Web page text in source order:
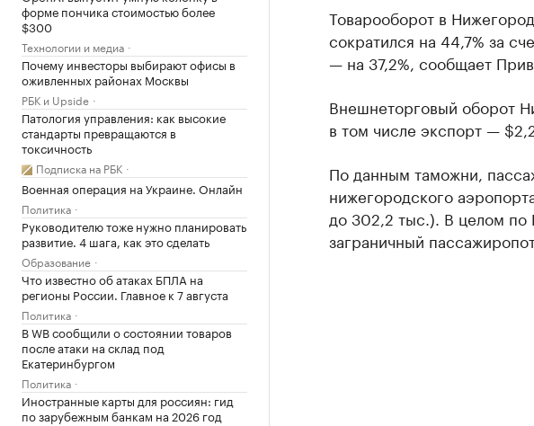
форме пончика стоимостью более
$300
Технологии и медиа
Почему инвесторы выбирают офисы в
оживленных районах Москвы
РБК и Upside
Патология управления: как высокие
стандарты превращаются в
токсичность
Подписка на РБК
Военная операция на Украине. Онлайн
Политика
Руководителю тоже нужно планировать
развитие. 4 шага, как это сделать
Образование
Что известно об атаках БПЛА на
регионы России. Главное к 7 августа
Политика
В WB сообщили о состоянии товаров
после атаки на склад под
Екатеринбургом
Политика
Иностранные карты для россиян: гид
по зарубежным банкам на 2026 год
Товарооборот в
сократился на 44,7% за
— на 37,2%, сообщает
Внешнеторговый оборот
в том числе экспорт —
По данным таможни,
нижегородского
до 302,2 тыс.). В целом по
заграничный